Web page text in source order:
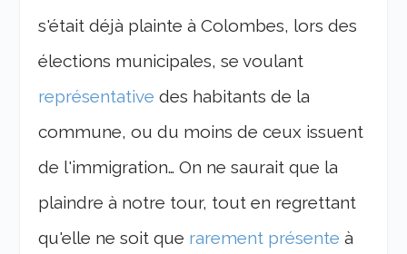
s'était déjà plainte à Colombes, lors des
élections municipales, se voulant
représentative des habitants de la
commune, ou du moins de ceux issuent
de l'immigration… On ne saurait que la
plaindre à notre tour, tout en regrettant
qu'elle ne soit que rarement présente à